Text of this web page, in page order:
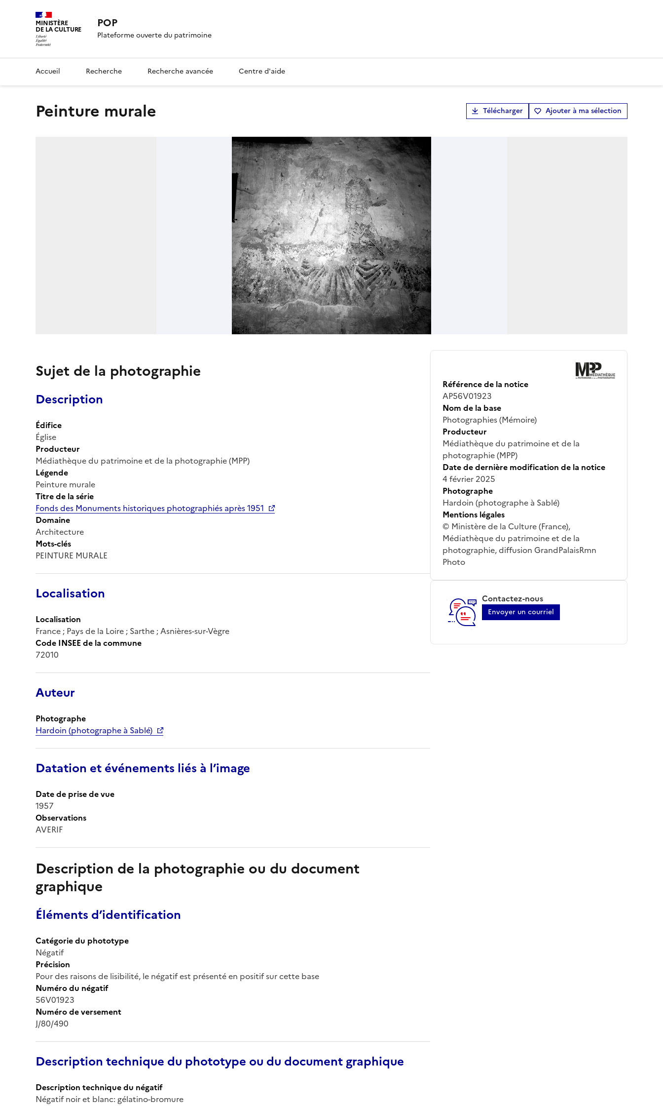
MINISTÈRE
DE LA CULTURE POP
Plateforme ouverte du patrimoine
Accueil Recherche Recherche avancée Centre d'aide
Peinture murale Télécharger Ajouter à ma sélection
Sujet de la photographie
Description
Édifice
Église
Producteur
Médiathèque du patrimoine et de la photographie (MPP)
Légende
Peinture murale
Titre de la série
Fonds des Monuments historiques photographiés après 1951
Domaine
Architecture
Mots-clés
PEINTURE MURALE
Localisation
Localisation
France ; Pays de la Loire ; Sarthe ; Asnières-sur-Vègre
Code INSEE de la commune
72010
Auteur
Photographe
Hardoin (photographe à Sablé)
Datation et événements liés à l’image
Date de prise de vue
1957
Observations
AVERIF
Description de la photographie ou du document
graphique
Éléments d’identification
Catégorie du phototype
Négatif
Précision
Pour des raisons de lisibilité, le négatif est présenté en positif sur cette base
Numéro du négatif
56V01923
Numéro de versement
J/80/490
Description technique du phototype ou du document graphique
Description technique du négatif
Négatif noir et blanc: gélatino-bromure
Référence de la notice
AP56V01923
Nom de la base
Photographies (Mémoire)
Producteur
Médiathèque du patrimoine et de la
photographie (MPP)
Date de dernière modification de la notice
4 février 2025
Photographe
Hardoin (photographe à Sablé)
Mentions légales
© Ministère de la Culture (France),
Médiathèque du patrimoine et de la
photographie, diffusion GrandPalaisRmn
Photo
Contactez-nous
Envoyer un courriel